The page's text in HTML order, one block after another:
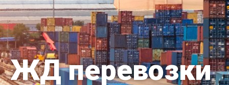
ЖД перевозки